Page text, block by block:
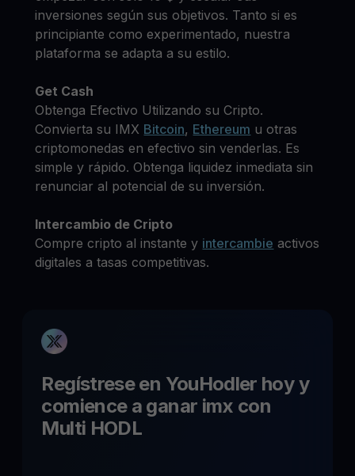
inversiones según sus objetivos. Tanto si es
principiante como experimentado, nuestra
plataforma se adapta a su estilo.
Get Cash
Obtenga Efectivo Utilizando su Cripto.
Convierta su IMX Bitcoin, Ethereum u otras
criptomonedas en efectivo sin venderlas. Es
simple y rápido. Obtenga liquidez inmediata sin
renunciar al potencial de su inversión.
Intercambio de Cripto
Compre cripto al instante y intercambie activos
digitales a tasas competitivas.
Regístrese en YouHodler hoy y
comience a ganar imx con
Multi HODL